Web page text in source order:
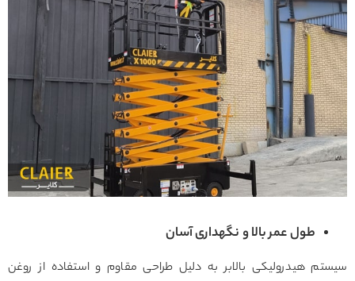
طول عمر بالا و نگهداری آسان
سیستم هیدرولیکی بالابر به دلیل طراحی مقاوم و استفاده از روغن